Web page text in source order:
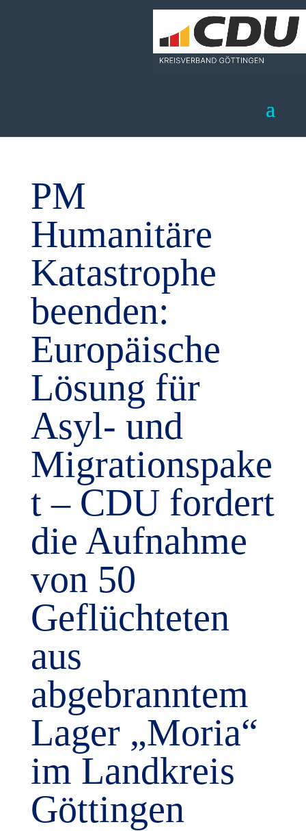
PM
Humanitäre
Katastrophe
beenden:
Europäische
Lösung für
Asyl- und
Migrationspake
t – CDU fordert
die Aufnahme
von 50
Geflüchteten
aus
abgebranntem
Lager „Moria“
im Landkreis
Göttingen